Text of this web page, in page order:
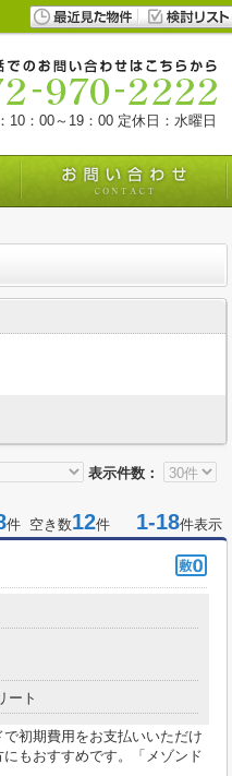
10：00～19：00 定休日：水曜日
表示件数：
件 空き数12件 1-18件表示
ート
初期費用をお支払いいただけ
もおすすめです。「メゾンド